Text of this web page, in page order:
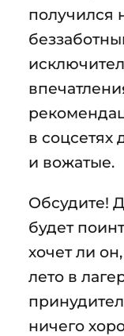
в соцсетях
и вожатые.
Обсудите!
будет
хочет ли
лето в
ничего